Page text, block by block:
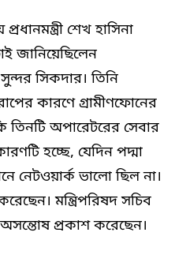
শেখ হাসিনা
জানিয়েছিলেন
সিকদার। তিনি
কারণে গ্রামীণফোনের
তিনটি অপারেটরের সেবার
হচ্ছে, যেদিন পদ্মা
নেটওয়ার্ক ভালো ছিল না।
মন্ত্রিপরিষদ সচিব
প্রকাশ করেছেন।